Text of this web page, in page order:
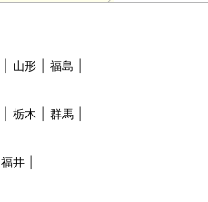
山形
福島
栃木
群馬
福井